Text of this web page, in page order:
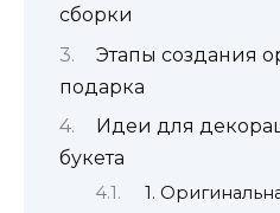
сборки
Этапы создания
подарка
Идеи для
букета
1.